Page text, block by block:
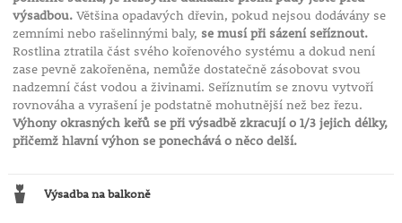
výsadbou.Většina opadavých dřevin, pokud nejsou dodávány se
zemními nebo rašelinnými baly, se musí při sázení seříznout.
Rostlina ztratila část svého kořenového systému a dokud není
zase pevně zakořeněna, nemůže dostatečně zásobovat svou
nadzemní část vodou a živinami. Seříznutím se znovu vytvoří
rovnováha a vyrašení je podstatně mohutnější než bez řezu.
Výhony okrasných keřů se při výsadbě zkracují o 1/3 jejich délky,
přičemž hlavní výhon se ponechává o něco delší.
Výsadba na balkoně